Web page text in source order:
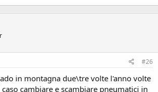
#26
in montagna due\tre volte l'anno volte
cambiare e scambiare pneumatici in